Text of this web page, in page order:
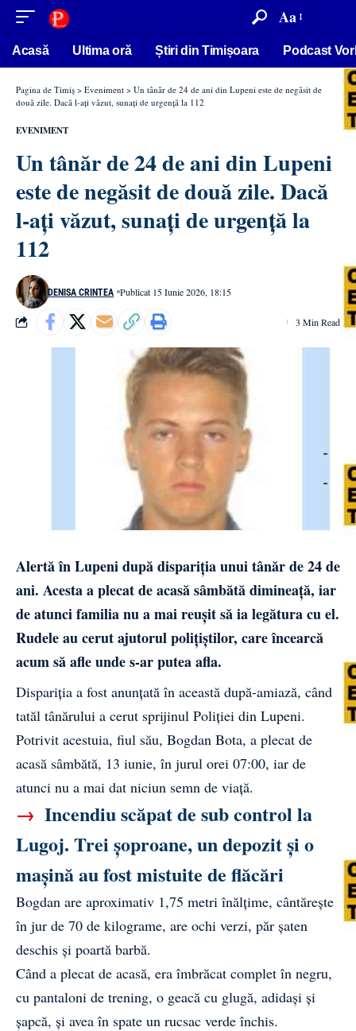
conținut Aa
Acasă Ultima oră Știri din Timișoara Podcast
Pagina de Timiș > Eveniment > Un tânăr de 24 de ani din Lupeni este de negăsit de
două zile. Dacă l-ați văzut, sunați de urgență la 112
EVENIMENT
Un tânăr de 24 de ani din Lupeni
este de negăsit de două zile. Dacă
l-ați văzut, sunați de urgență la
112
DENISA CRINTEA Publicat 15 Iunie 2026, 18:15
3 Min Read
Alertă în Lupeni după dispariția unui tânăr de 24 de
ani. Acesta a plecat de acasă sâmbătă dimineață, iar
de atunci familia nu a mai reușit să ia legătura cu el.
Rudele au cerut ajutorul polițiștilor, care încearcă
acum să afle unde s-ar putea afla.
Dispariția a fost anunțată în această după-amiază, când
tatăl tânărului a cerut sprijinul Poliției din Lupeni.
Potrivit acestuia, fiul său, Bogdan Bota, a plecat de
acasă sâmbătă, 13 iunie, în jurul orei 07:00, iar de
atunci nu a mai dat niciun semn de viață.
→ Incendiu scăpat de sub control la
Lugoj. Trei șoproane, un depozit și o
mașină au fost mistuite de flăcări
Bogdan are aproximativ 1,75 metri înălțime, cântărește
în jur de 70 de kilograme, are ochi verzi, păr șaten
deschis și poartă barbă.
Când a plecat de acasă, era îmbrăcat complet în negru,
cu pantaloni de trening, o geacă cu glugă, adidași și
șapcă, și avea în spate un rucsac verde închis.